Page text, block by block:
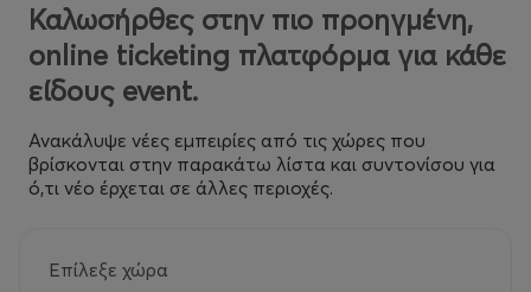
Καλωσήρθες στην πιο προηγμένη,
online ticketing πλατφόρμα για κάθε
είδους event.
Ανακάλυψε νέες εμπειρίες από τις χώρες που
βρίσκονται στην παρακάτω λίστα και συντονίσου για
ό,τι νέο έρχεται σε άλλες περιοχές.
Επίλεξε χώρα